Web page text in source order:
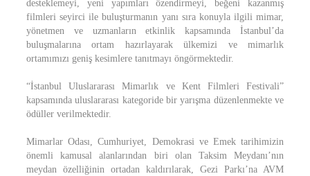
desteklemeyi, yeni yapımları özendirmeyi, beğeni kazanmış
filmleri seyirci ile buluşturmanın yanı sıra konuyla ilgili mimar,
yönetmen ve uzmanların etkinlik kapsamında İstanbul’da
buluşmalarına ortam hazırlayarak ülkemizi ve mimarlık
ortamımızı geniş kesimlere tanıtmayı öngörmektedir.
“İstanbul Uluslararası Mimarlık ve Kent Filmleri Festivali”
kapsamında uluslararası kategoride bir yarışma düzenlenmekte ve
ödüller verilmektedir.
Mimarlar Odası, Cumhuriyet, Demokrasi ve Emek tarihimizin
önemli kamusal alanlarından biri olan Taksim Meydanı’nın
meydan özelliğinin ortadan kaldırılarak, Gezi Parkı’na AVM